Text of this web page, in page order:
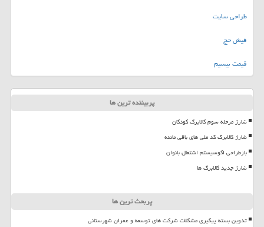
طراحی سایت
فیش حج
قیمت بیسیم
پربیننده ترین ها
شارژ مرحله سوم کالابرگ کودکان
شارژ کالابرگ کد ملی های باقی مانده
بازطراحی اکوسیستم اشتغال بانوان
شارژ جدید کالابرگ ها
پربحث ترین ها
تدوین بسته پیگیری مشکلات شرکت های توسعه و عمران شهرستانی